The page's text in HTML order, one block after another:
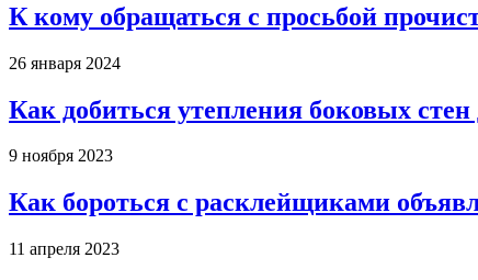
К кому обращаться с просьбой
26 января 2024
Как добиться утепления боковых стен
9 ноября 2023
Как бороться с расклейщиками
11 апреля 2023